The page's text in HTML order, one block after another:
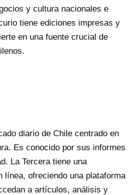
y cultura nacionales e
tiene ediciones impresas y
en una fuente crucial de
diario de Chile centrado en
Es conocido por sus informes
La Tercera tiene una
línea, ofreciendo una plataforma
a artículos, análisis y